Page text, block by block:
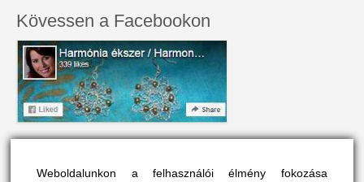
Kövessen a Facebookon
Weboldalunkon a felhasználói élmény fokozása